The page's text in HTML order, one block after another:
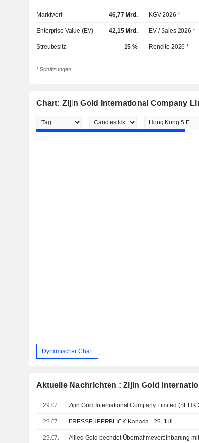
Marktwert 46,77 Mrd. KGV 2026 *
Enterprise Value (EV) 42,15 Mrd. EV / Sales 2026 *
Streubesitz 15 % Rendite 2026 *
* Schätzungen
Chart: Zijin Gold International Company
Dynamischer Chart
Aktuelle Nachrichten : Zijin Gold
29.07.
29.07. PRESSEÜBERBLICK-Kanada - 29. Juli
29.07. Allied Gold beendet Übernahmevereinbarung